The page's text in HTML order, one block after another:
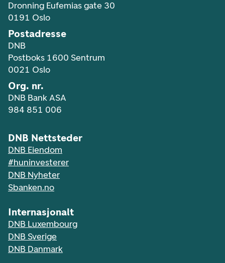
Dronning Eufemias gate 30
0191 Oslo
Postadresse
DNB
Postboks 1600 Sentrum
0021 Oslo
Org. nr.
DNB Bank ASA
984 851 006
DNB Nettsteder
DNB Eiendom
#huninvesterer
DNB Nyheter
Sbanken.no
Internasjonalt
DNB Luxembourg
DNB Sverige
DNB Danmark